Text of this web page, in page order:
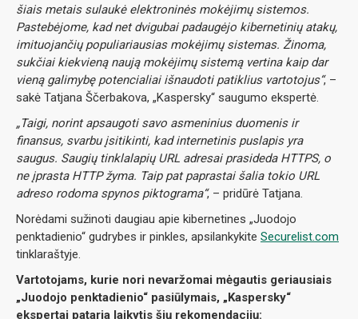
šiais metais sulaukė elektroninės mokėjimų sistemos.
Pastebėjome, kad net dvigubai padaugėjo kibernetinių atakų,
imituojančių populiariausias mokėjimų sistemas. Žinoma,
sukčiai kiekvieną naują mokėjimų sistemą vertina kaip dar
vieną galimybę potencialiai išnaudoti patiklius vartotojus“, –
sakė Tatjana Ščerbakova, „Kaspersky“ saugumo ekspertė.
„Taigi, norint apsaugoti savo asmeninius duomenis ir
finansus, svarbu įsitikinti, kad internetinis puslapis yra
saugus. Saugių tinklalapių URL adresai prasideda HTTPS, o
ne įprasta HTTP žyma. Taip pat paprastai šalia tokio URL
adreso rodoma spynos piktograma“, – pridūrė Tatjana.
Norėdami sužinoti daugiau apie kibernetines „Juodojo
penktadienio“ gudrybes ir pinkles, apsilankykite Securelist.com
tinklaraštyje.
Vartotojams, kurie nori nevaržomai mėgautis geriausiais
„Juodojo penktadienio“ pasiūlymais, „Kaspersky“
ekspertai pataria laikytis šių rekomendacijų: